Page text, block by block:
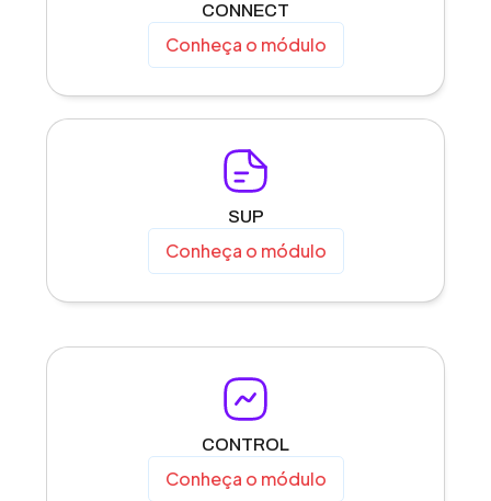
CONNECT
Conheça o módulo
SUP
Conheça o módulo
CONTROL
Conheça o módulo